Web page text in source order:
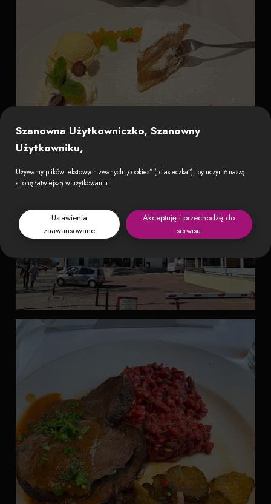
Szanowna Użytkowniczko, Szanowny
Użytkowniku,
Używamy plików tekstowych zwanych „cookies” („ciasteczka”), by uczynić naszą
stronę łatwiejszą w użytkowaniu.
Ustawienia
zaawansowane
Akceptuję i przechodzę do
serwisu